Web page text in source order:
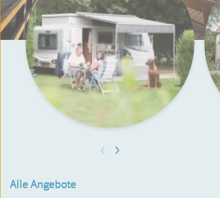
Alle Angebote